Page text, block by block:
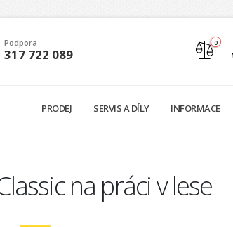
Podpora
317 722 089
0
PRODEJ SERVIS A DÍLY INFORMACE
na práci v lese